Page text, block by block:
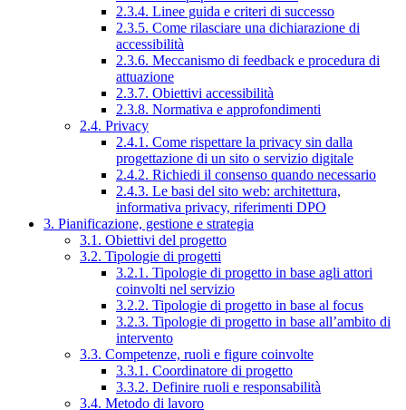
2.3.4. Linee guida e criteri di successo
2.3.5. Come rilasciare una dichiarazione di
accessibilità
2.3.6. Meccanismo di feedback e procedura di
attuazione
2.3.7. Obiettivi accessibilità
2.3.8. Normativa e approfondimenti
2.4. Privacy
2.4.1. Come rispettare la privacy sin dalla
progettazione di un sito o servizio digitale
2.4.2. Richiedi il consenso quando necessario
2.4.3. Le basi del sito web: architettura,
informativa privacy, riferimenti DPO
3. Pianificazione, gestione e strategia
3.1. Obiettivi del progetto
3.2. Tipologie di progetti
3.2.1. Tipologie di progetto in base agli attori
coinvolti nel servizio
3.2.2. Tipologie di progetto in base al focus
3.2.3. Tipologie di progetto in base all’ambito di
intervento
3.3. Competenze, ruoli e figure coinvolte
3.3.1. Coordinatore di progetto
3.3.2. Definire ruoli e responsabilità
3.4. Metodo di lavoro